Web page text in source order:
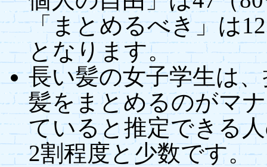
「まとめるべき」は
となります。
長い髪の女子学生は
髪をまとめるのがマ
ていると推定できる
2割程度と少数です。